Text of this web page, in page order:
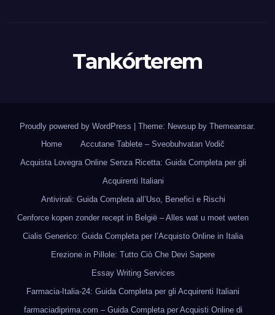
Tankórterem
Proudly powered by WordPress Theme: Newsup by Themeansar.
Home
Accutane Tablete – Sveobuhvatan Vodič
Acquista Lovegra Online Senza Ricetta: Guida Completa per gli
Acquirenti Italiani
Antivirali: Guida Completa all’Uso, Benefici e Rischi
Cenforce kopen zonder recept in België – Alles wat u moet weten
Cialis Generico: Guida Completa per l’Acquisto Online in Italia
Erezione in Pillole: Tutto Ciò Che Devi Sapere
Essay Writing Services
Farmacia-Italia-24: Guida Completa per gli Acquirenti Italiani
farmaciadiprima.com – Guida Completa per Acquisti Online di